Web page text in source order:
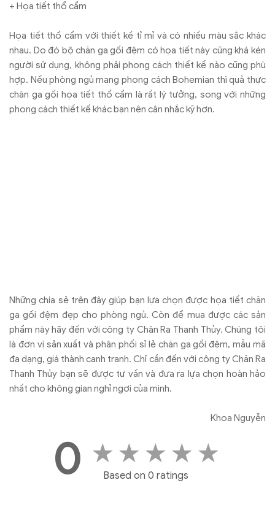
+ Họa tiết thổ cẩm
Họa tiết thổ cẩm với thiết kế tỉ mỉ và có nhiều màu sắc khác
nhau. Do đó bộ chăn ga gối đệm có họa tiết này cũng khá kén
người sử dụng, không phải phong cách thiết kế nào cũng phù
hợp. Nếu phòng ngủ mang phong cách Bohemian thì quả thực
chăn ga gối họa tiết thổ cẩm là rất lý tưởng, song với những
phong cách thiết kế khác bạn nên cân nhắc kỹ hơn.
Những chia sẻ trên đây giúp bạn lựa chọn được họa tiết chăn
ga gối đệm đẹp cho phòng ngủ. Còn để mua được các sản
phẩm này hãy đến với công ty Chăn Ra Thanh Thủy. Chúng tôi
là đơn vị sản xuất và phân phối sỉ lẻ chăn ga gối đệm, mẫu mã
đa dạng, giá thành canh tranh. Chỉ cần đến với công ty Chăn Ra
Thanh Thủy bạn sẽ được tư vấn và đưa ra lựa chọn hoàn hảo
nhất cho không gian nghỉ ngơi của mình.
Khoa Nguyễn
0 ★ ★ ★ ★ ★
Based on 0 ratings